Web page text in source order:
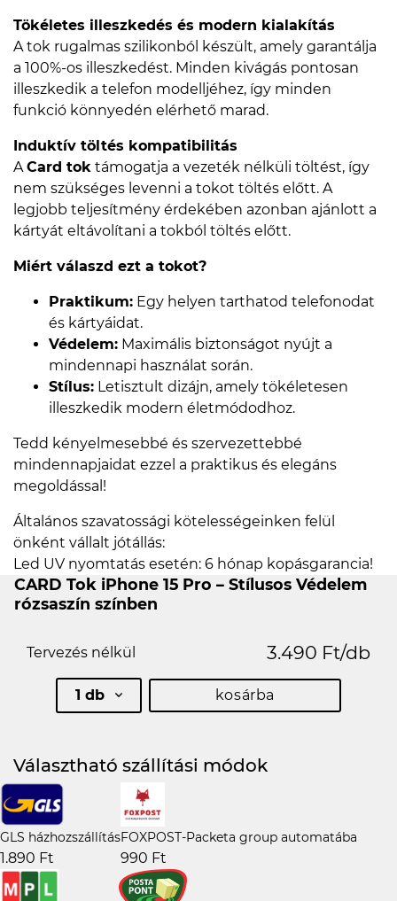
Tökéletes illeszkedés és modern kialakítás
A tok rugalmas szilikonból készült, amely garantálja
a 100%-os illeszkedést. Minden kivágás pontosan
illeszkedik a telefon modelljéhez, így minden
funkció könnyedén elérhető marad.
Induktív töltés kompatibilitás
ACard tok támogatja a vezeték nélküli töltést, így
nem szükséges levenni a tokot töltés előtt. A
legjobb teljesítmény érdekében azonban ajánlott a
kártyát eltávolítani a tokból töltés előtt.
Miért válaszd ezt a tokot?
Praktikum: Egy helyen tarthatod telefonodat
és kártyáidat.
Védelem: Maximális biztonságot nyújt a
mindennapi használat során.
Stílus: Letisztult dizájn, amely tökéletesen
illeszkedik modern életmódodhoz.
Tedd kényelmesebbé és szervezettebbé
mindennapjaidat ezzel a praktikus és elegáns
megoldással!
Általános szavatossági kötelességeinken felül
önként vállalt jótállás:
Led UV nyomtatás esetén: 6 hónap kopásgarancia!
CARD Tok iPhone 15 Pro – Stílusos Védelem
rózsaszín színben
Tervezés nélkül 3.490 Ft/db
1 db kosárba
Választható szállítási módok
GLS házhozszállítás
1.890 Ft
FOXPOST-Packeta group automatába
990 Ft